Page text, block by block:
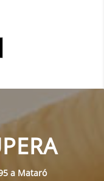
a Mataró